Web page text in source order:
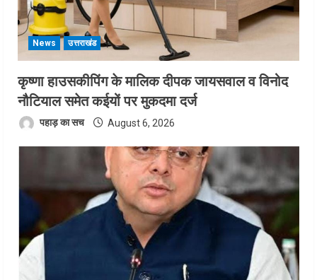
News उत्तराखंड
कृष्णा हाउसकीपिंग के मालिक दीपक जायसवाल व विनोद
नौटियाल समेत कईयों पर मुकदमा दर्ज
पहाड़ का सच August 6, 2026